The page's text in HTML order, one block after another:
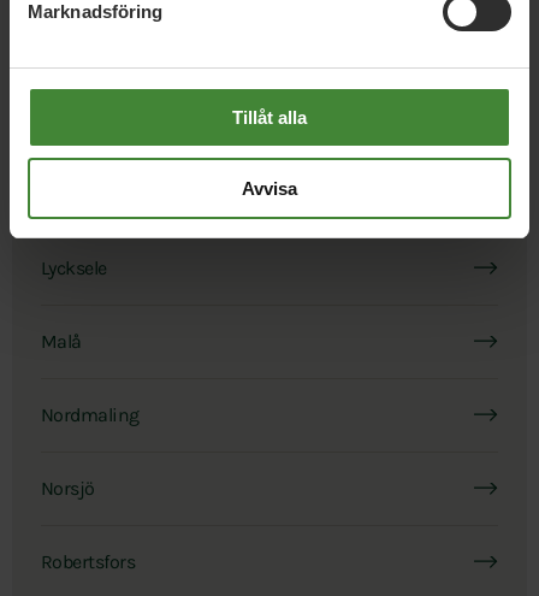
Marknadsföring
Tillåt alla
Avvisa
Kommuner i Västerbotten
Lycksele
Malå
Nordmaling
Norsjö
Robertsfors